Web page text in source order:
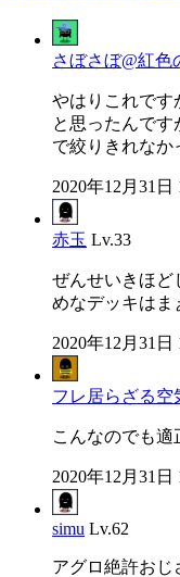
さぼさぼ@紅色
やはりこれで
と思ったんで
で絞りきれなか
2020年12月31日
赤玉 Lv.33
ぜんせいきほど
めなデッキはま
2020年12月31日
フレ居らざる空
こんなのでも
2020年12月31日
simu Lv.62
アグロ絶許おじ